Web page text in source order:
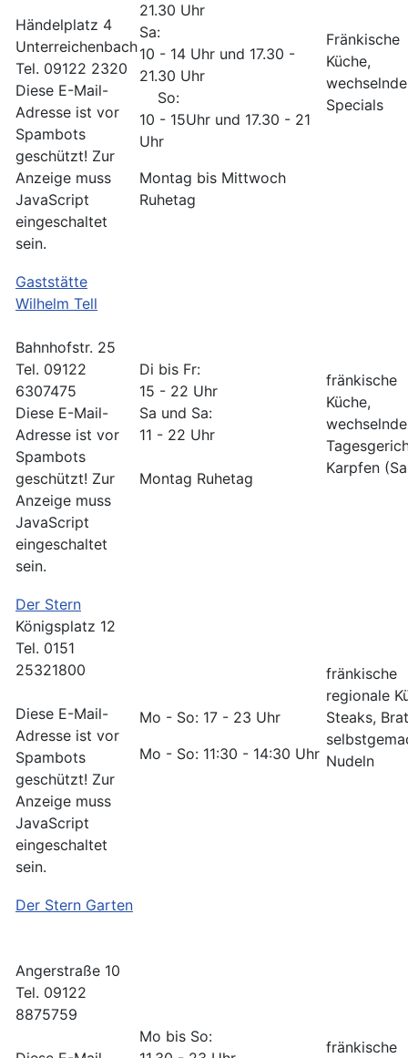
Händelplatz 4
Unterreichenbach
Tel. 09122 2320
Diese E-Mail-
Adresse ist vor
Spambots
geschützt! Zur
Anzeige muss
JavaScript
eingeschaltet
sein.
21.30 Uhr
Sa:
10 - 14 Uhr und 17.30 -
21.30 Uhr
So:
10 - 15Uhr und 17.30 - 21
Uhr
Montag bis Mittwoch
Ruhetag
Fränkische
Küche,
wechselnde
Specials
Gaststätte
Wilhelm Tell
Bahnhofstr. 25
Tel. 09122
6307475
Diese E-Mail-
Adresse ist vor
Spambots
geschützt! Zur
Anzeige muss
JavaScript
eingeschaltet
sein.
Di bis Fr:
15 - 22 Uhr
Sa und Sa:
11 - 22 Uhr
Montag Ruhetag
fränkische
Küche,
wechselnde
Karpfen
Der Stern
Königsplatz 12
Tel. 0151
25321800
Diese E-Mail-
Adresse ist vor
Spambots
geschützt! Zur
Anzeige muss
JavaScript
eingeschaltet
sein.
Mo - So: 17 - 23 Uhr
Mo - So: 11:30 - 14:30 Uhr
fränkische
regionale
Steaks,
Nudeln
Der Stern Garten
Angerstraße 10
Tel. 09122
8875759
Mo bis So:
fränkische